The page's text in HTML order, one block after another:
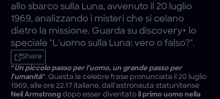
allo sbarco sulla Luna, avvenuto il 20 luglio
1969, analizzando i misteri che si celano
dietro la missione. Guarda su discovery+ lo
speciale "L'uomo sulla Luna: vero o falso?".
Share
“Un piccolo passo per l’uomo, un grande passo per
l’umanità”. Questa la celebre frase pronunciata il 20 luglio
1969, alle ore 22.17 italiane, dall’astronauta statunitense
Neil Armstrong dopo esser diventato il primo uomo nella